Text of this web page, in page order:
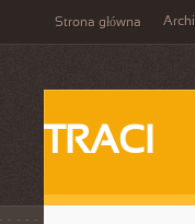
Strona główna
TRACI